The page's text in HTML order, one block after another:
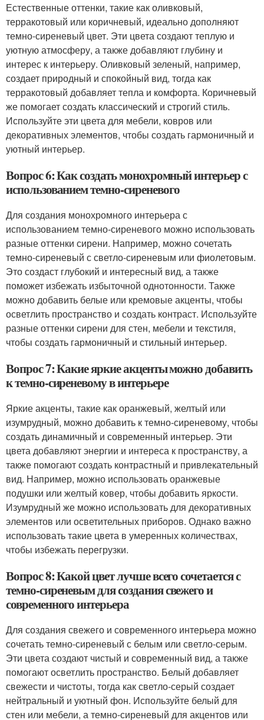
Естественные оттенки, такие как оливковый,
терракотовый или коричневый, идеально дополняют
темно-сиреневый цвет. Эти цвета создают теплую и
уютную атмосферу, а также добавляют глубину и
интерес к интерьеру. Оливковый зеленый, например,
создает природный и спокойный вид, тогда как
терракотовый добавляет тепла и комфорта. Коричневый
же помогает создать классический и строгий стиль.
Используйте эти цвета для мебели, ковров или
декоративных элементов, чтобы создать гармоничный и
уютный интерьер.
Вопрос 6: Как создать монохромный интерьер с
использованием темно-сиреневого
Для создания монохромного интерьера с
использованием темно-сиреневого можно использовать
разные оттенки сирени. Например, можно сочетать
темно-сиреневый с светло-сиреневым или фиолетовым.
Это создаст глубокий и интересный вид, а также
поможет избежать избыточной однотонности. Также
можно добавить белые или кремовые акценты, чтобы
осветлить пространство и создать контраст. Используйте
разные оттенки сирени для стен, мебели и текстиля,
чтобы создать гармоничный и стильный интерьер.
Вопрос 7: Какие яркие акценты можно добавить
к темно-сиреневому в интерьере
Яркие акценты, такие как оранжевый, желтый или
изумрудный, можно добавить к темно-сиреневому, чтобы
создать динамичный и современный интерьер. Эти
цвета добавляют энергии и интереса к пространству, а
также помогают создать контрастный и привлекательный
вид. Например, можно использовать оранжевые
подушки или желтый ковер, чтобы добавить яркости.
Изумрудный же можно использовать для декоративных
элементов или осветительных приборов. Однако важно
использовать такие цвета в умеренных количествах,
чтобы избежать перегрузки.
Вопрос 8: Какой цвет лучше всего сочетается с
темно-сиреневым для создания свежего и
современного интерьера
Для создания свежего и современного интерьера можно
сочетать темно-сиреневый с белым или светло-серым.
Эти цвета создают чистый и современный вид, а также
помогают осветлить пространство. Белый добавляет
свежести и чистоты, тогда как светло-серый создает
нейтральный и уютный фон. Используйте белый для
стен или мебели, а темно-сиреневый для акцентов или